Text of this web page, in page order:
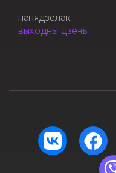
панядзелак
выходны дзень